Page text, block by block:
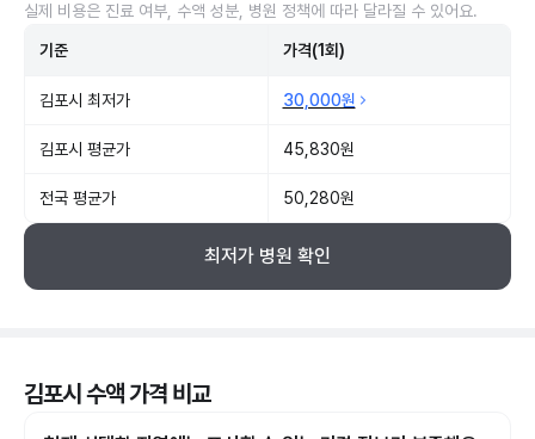
실제 비용은 진료 여부, 수액 성분, 병원 정책에 따라 달라질 수 있어요.
기준 가격(1회)
김포시 최저가 30,000원
김포시 평균가 45,830원
전국 평균가 50,280원
최저가 병원 확인
김포시 수액 가격 비교